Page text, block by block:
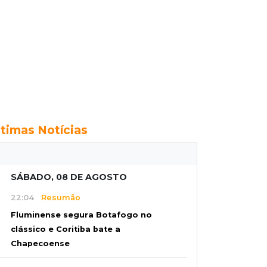
Notícias
SÁBADO, 08 DE AGOSTO
22:04 Resumão
Fluminense segura Botafogo no
clássico e Coritiba bate a
Chapecoense